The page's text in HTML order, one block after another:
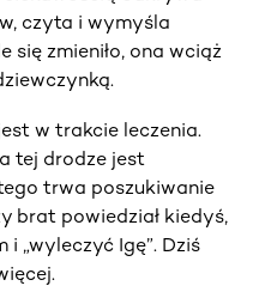
czyta i wymyśla
się zmieniło, ona wciąż
w trakcie leczenia.
tej drodze jest
trwa poszukiwanie
brat powiedział kiedyś,
i „wyleczyć Igę”. Dziś